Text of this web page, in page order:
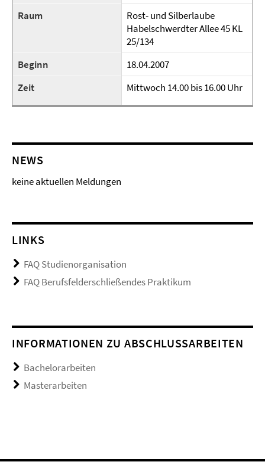
Raum
Rost- und Silberlaube
Habelschwerdter Allee 45 KL
25/134
Beginn
18.04.2007
Zeit
Mittwoch 14.00 bis 16.00 Uhr
NEWS
keine aktuellen Meldungen
LINKS
FAQ Studienorganisation
FAQ Berufsfelderschließendes Praktikum
INFORMATIONEN ZU ABSCHLUSSARBEITEN
Bachelorarbeiten
Masterarbeiten